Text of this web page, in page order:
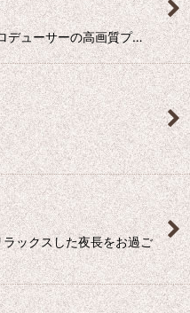
デューサーの高画質プ…
ックスした夜長をお過ご